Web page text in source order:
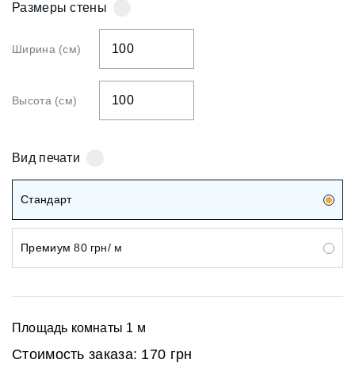
Размеры стены
Ширина (см)
Высота (см)
Вид печати
Стандарт
Премиум 80 грн/ м
Площадь комнаты 1 м
Стоимость заказа: 170 грн